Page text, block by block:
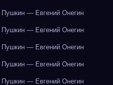
Пушкин — Евгений Онегин
Пушкин — Евгений Онегин
Пушкин — Евгений Онегин
Пушкин — Евгений Онегин
Пушкин — Евгений Онегин